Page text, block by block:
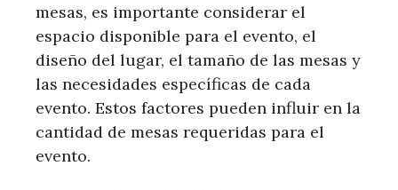
mesas, es importante considerar el
espacio disponible para el evento, el
diseño del lugar, el tamaño de las mesas y
las necesidades específicas de cada
evento. Estos factores pueden influir en la
cantidad de mesas requeridas para el
evento.